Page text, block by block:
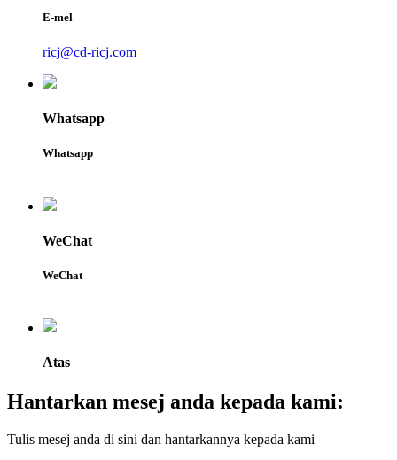
E-mel
ricj@cd-ricj.com
Whatsapp
Whatsapp
WeChat
WeChat
Atas
Hantarkan mesej anda kepada kami:
Tulis mesej anda di sini dan hantarkannya kepada kami